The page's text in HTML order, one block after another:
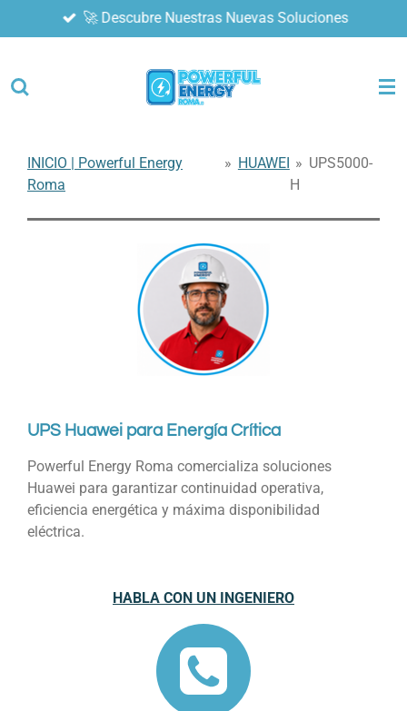
al
principal
🚀 Descubre Nuestras Nuevas Soluciones
INICIO | Powerful Energy
Roma
» HUAWEI » UPS5000-
H
UPS Huawei para Energía Crítica
Powerful Energy Roma comercializa soluciones
Huawei para garantizar continuidad operativa,
eficiencia energética y máxima disponibilidad
eléctrica.
HABLA CON UN INGENIERO